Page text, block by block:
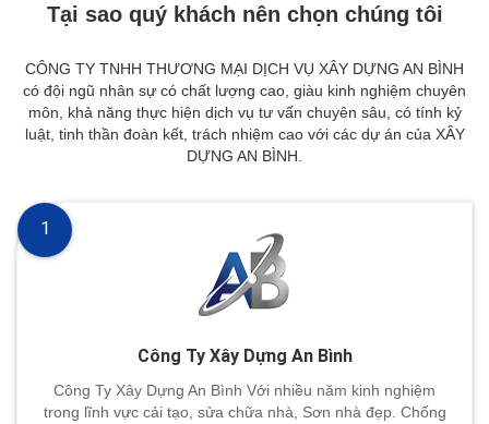
Tại sao quý khách nên chọn chúng tôi
CÔNG TY TNHH THƯƠNG MẠI DỊCH VỤ XÂY DỰNG AN BÌNH
có đội ngũ nhân sự có chất lượng cao, giàu kinh nghiệm chuyên
môn, khả năng thực hiện dịch vụ tư vấn chuyên sâu, có tính kỷ
luật, tinh thần đoàn kết, trách nhiệm cao với các dự án của XÂY
DỰNG AN BÌNH.
Công Ty Xây Dựng An Bình
Công Ty Xây Dựng An Bình Với nhiều năm kinh nghiệm
trong lĩnh vực cải tạo, sửa chữa nhà, Sơn nhà đẹp. Chống
1